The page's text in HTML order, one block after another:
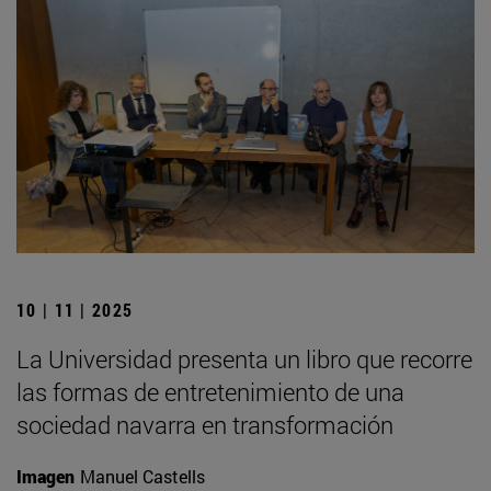
10 | 11 | 2025
La Universidad presenta un libro que recorre
las formas de entretenimiento de una
sociedad navarra en transformación
Imagen Manuel Castells